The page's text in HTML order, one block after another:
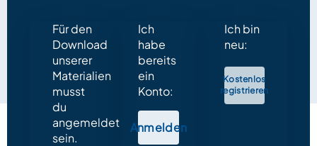
Für den
Download
unserer
Materialien
musst
du
angemeldet
sein.
Ich
habe
bereits
ein
Konto:
Anmelden
Ich bin
neu:
Kostenlos
registrieren